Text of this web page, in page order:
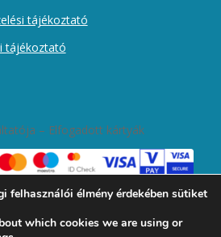
tájékoztató
tájékoztató
– Elfogadott kártyák
felhasználói élmény érdekében sütiket
which cookies we are using or